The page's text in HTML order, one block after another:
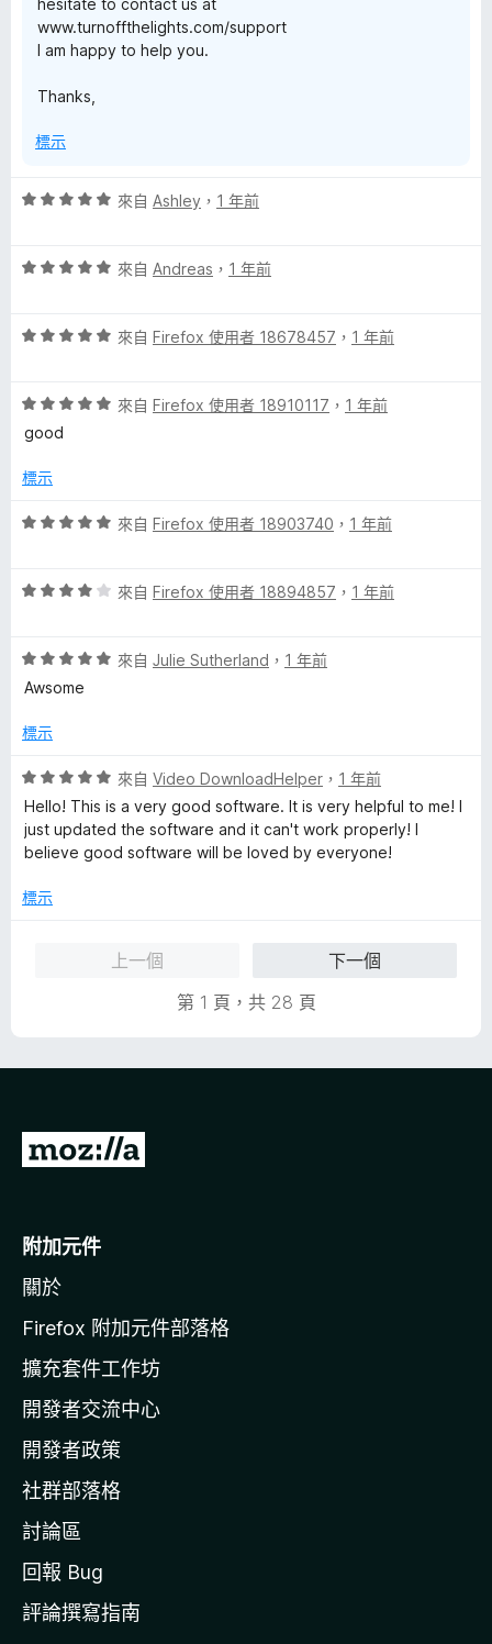
hesitate to contact us at
www.turnoffthelights.com/support
I am happy to help you.
Thanks,
標示
評
分
分
來自 Ashley ， 1 年前
評
分
分
5
來自 Andreas ， 1 年前
評
分
，
分
分
來自 Firefox 使用者 18678457 ， 1 年前
評
價
分
滿
分
來自 Firefox 使用者 18910117 ， 1 年前
good
標示
評
分
分
5
來自 Firefox 使用者 18903740 ， 1 年前
評
分
，
分
分
來自 Firefox 使用者 18894857 ， 1 年前
評
價
分
滿
分
5
分
來自 Julie Sutherland ， 1 年前
Awsome
標示
評
價
5
分
滿
來自 Video DownloadHelper ， 1 年前
Hello! This is a very good software. It is very helpful to me! I
just updated the software and it can't work properly! I
believe good software will be loved by everyone!
標示
上一個
下一個
第 1 頁，共 28 頁
前
o
i
l
a
官
網
附加元件
關於
Firefox 附加元件部落格
擴充套件工作坊
開發者交流中心
開發者政策
社群部落格
討論區
回報 Bug
評論撰寫指南